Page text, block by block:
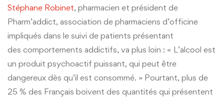
Stéphane Robinet, pharmacien et président de
Pharm’addict, association de pharmaciens d’officine
impliqués dans le suivi de patients présentant
des comportements addictifs, va plus loin : « L’alcool est
un produit psychoactif puissant, qui peut être
dangereux dès qu’il est consommé. » Pourtant, plus de
25 % des Français boivent des quantités qui présentent